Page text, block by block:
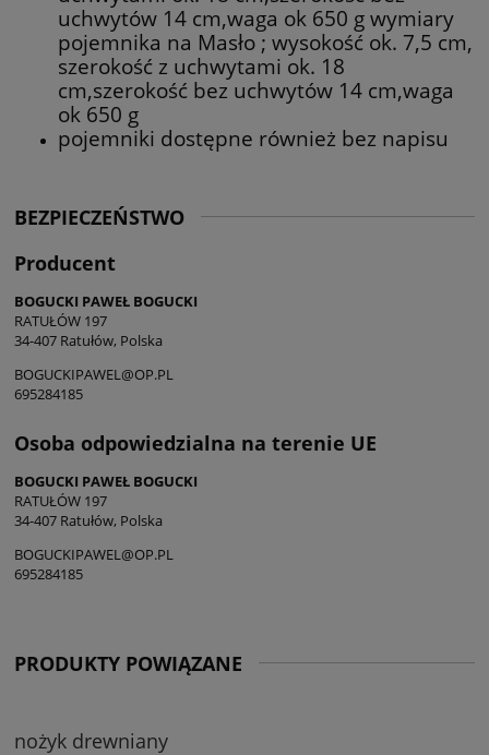
uchwytów 14 cm,waga ok 650 g wymiary
pojemnika na Masło ; wysokość ok. 7,5 cm,
szerokość z uchwytami ok. 18
cm,szerokość bez uchwytów 14 cm,waga
ok 650 g
pojemniki dostępne również bez napisu
BEZPIECZEŃSTWO
Producent
BOGUCKI PAWEŁ BOGUCKI
RATUŁÓW 197
34-407 Ratułów, Polska
BOGUCKIPAWEL@OP.PL
695284185
Osoba odpowiedzialna na terenie UE
BOGUCKI PAWEŁ BOGUCKI
RATUŁÓW 197
34-407 Ratułów, Polska
BOGUCKIPAWEL@OP.PL
695284185
PRODUKTY POWIĄZANE
nożyk drewniany